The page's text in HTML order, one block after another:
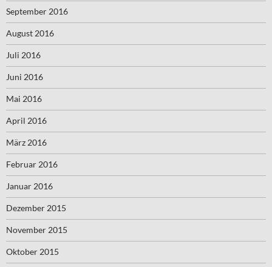
September 2016
August 2016
Juli 2016
Juni 2016
Mai 2016
April 2016
März 2016
Februar 2016
Januar 2016
Dezember 2015
November 2015
Oktober 2015